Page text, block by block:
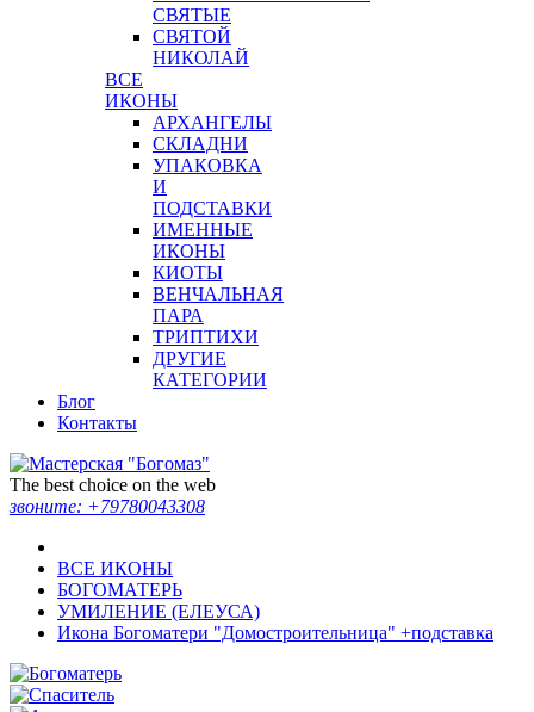
СВЯТЫЕ
СВЯТОЙ
НИКОЛАЙ
ВСЕ
ИКОНЫ
АРХАНГЕЛЫ
СКЛАДНИ
УПАКОВКА
И
ПОДСТАВКИ
ИМЕННЫЕ
ИКОНЫ
КИОТЫ
ВЕНЧАЛЬНАЯ
ПАРА
ТРИПТИХИ
ДРУГИЕ
КАТЕГОРИИ
Блог
Контакты
The best choice on the web
звоните: +79780043308
ВСЕ ИКОНЫ
БОГОМАТЕРЬ
УМИЛЕНИЕ (ЕЛЕУСА)
Икона Богоматери "Домостроительница" +подставка